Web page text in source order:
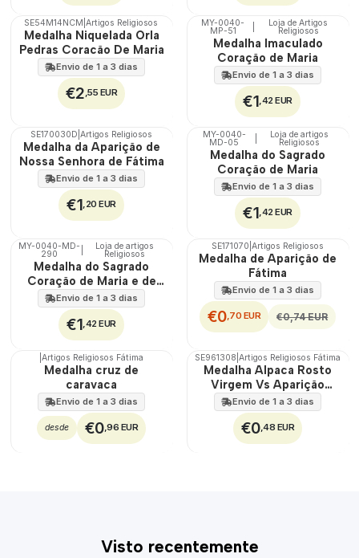
SE54M14NCM |Artigos Religiosos
Medalha Niquelada Orla
Pedras Coracão De Maria
Envio de 1 a 3 dias
€2,55 EUR
🇵🇹
100%
MY-0040-
MP-51
Loja de Artigos
Religiosos
Medalha Imaculado
Coração de Maria
Envio de 1 a 3 dias
€1,42 EUR
SE170030D Artigos Religiosos
Medalha da Aparição de
Nossa Senhora de Fátima
Envio de 1 a 3 dias
€1,20 EUR
🇵🇹
100%
MY-0040-
MD-05
Loja de artigos
Religiosos
Medalha do Sagrado
Coração de Maria
Envio de 1 a 3 dias
€1,42 EUR
🇵🇹
100%
MY-0040-MD-
290
Loja de artigos
Religiosos
Medalha do Sagrado
Coração de Maria e de
Jesus
Envio de 1 a 3 dias
€1,42 EUR
DESCONTO
SE171070 |Artigos Religiosos
Medalha de Aparição de
Fátima
Envio de 1 a 3 dias
€0,70 EUR €0,74 EUR
TOP
Artigos Religiosos Fátima
Medalha cruz de
caravaca
Envio de 1 a 3 dias
desde €0,96 EUR
SE961308 |Artigos Religiosos Fátima
Medalha Alpaca Rosto
Virgem Vs Aparição
Grande
Envio de 1 a 3 dias
€0,48 EUR
Visto recentemente